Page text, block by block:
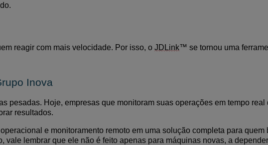
reagir com mais velocidade. Por isso, o JDLink™ se tornou uma
Inova
pesadas. Hoje, empresas que monitoram suas operações em tempo
resultados.
e monitoramento remoto em uma solução completa para quem
vale lembrar que ele não é feito apenas para máquinas novas, a